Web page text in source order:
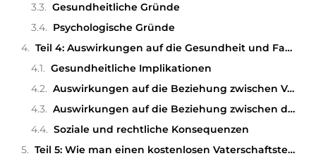
Gesundheitliche Gründe
Psychologische Gründe
Teil 4: Auswirkungen auf die Gesundheit und Familienbeziehungen
Gesundheitliche Implikationen
Auswirkungen auf die Beziehung zwischen Vater und Kind
Auswirkungen auf die Beziehung zwischen den Eltern
Soziale und rechtliche Konsequenzen
Teil 5: Wie man einen kostenlosen Vaterschaftstest bekommt